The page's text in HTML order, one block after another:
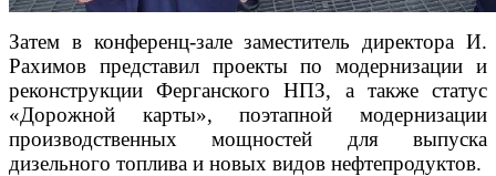
Затем в конференц-зале заместитель директора И.
Рахимов представил проекты по модернизации и
реконструкции Ферганского НПЗ, а также статус
«Дорожной карты», поэтапной модернизации
производственных мощностей для выпуска
дизельного топлива и новых видов нефтепродуктов.